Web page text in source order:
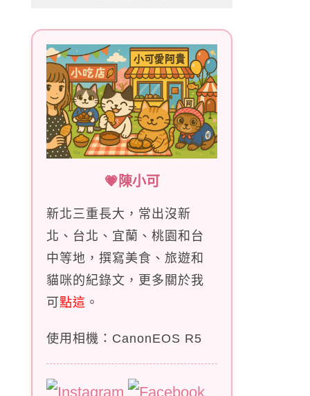
💗陳小可
新北三重長大，常出沒新
北、台北、宜蘭、桃園和台
中等地，撰寫美食、旅遊和
貓咪的紀錄文，更多關於我
可點這 。
使用相機：CanonEOS R5